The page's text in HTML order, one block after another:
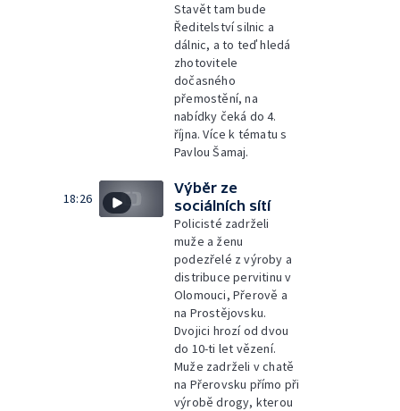
Stavět tam bude
Ředitelství silnic a
dálnic, a to teď hledá
zhotovitele
dočasného
přemostění, na
nabídky čeká do 4.
října. Více k tématu s
Pavlou Šamaj.
18:26
Výběr ze
sociálních sítí
Policisté zadrželi
muže a ženu
podezřelé z výroby a
distribuce pervitinu v
Olomouci, Přerově a
na Prostějovsku.
Dvojici hrozí od dvou
do 10-ti let vězení.
Muže zadrželi v chatě
na Přerovsku přímo při
výrobě drogy, kterou